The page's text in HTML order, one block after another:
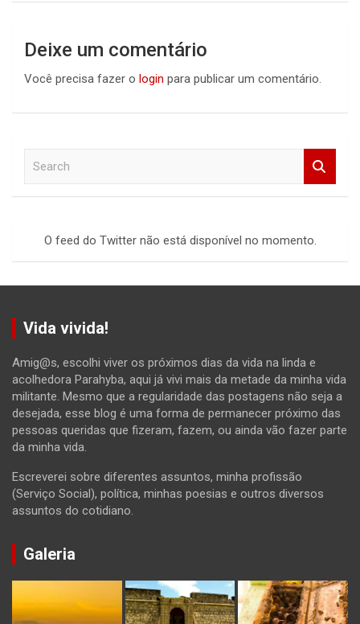
Deixe um comentário
Você precisa fazer o login para publicar um comentário.
O feed do Twitter não está disponível no momento.
Vida vivida!
Amig@s, escolhi viver os próximos dias da vida na linda e
acolhedora Parahyba, aqui já vivi mais da metade da minha vida
militante. Mesmo que a regularidade das postagens não seja a
desejada, esse blog é uma forma de permanecer próximo das
pessoas queridas que fizeram, fazem, ou ainda vão fazer parte
da minha vida.
Escreverei sobre diferentes assuntos, minha profissão
(Serviço Social), política, minhas poesias e outros diversos
assuntos do cotidiano.
Galeria